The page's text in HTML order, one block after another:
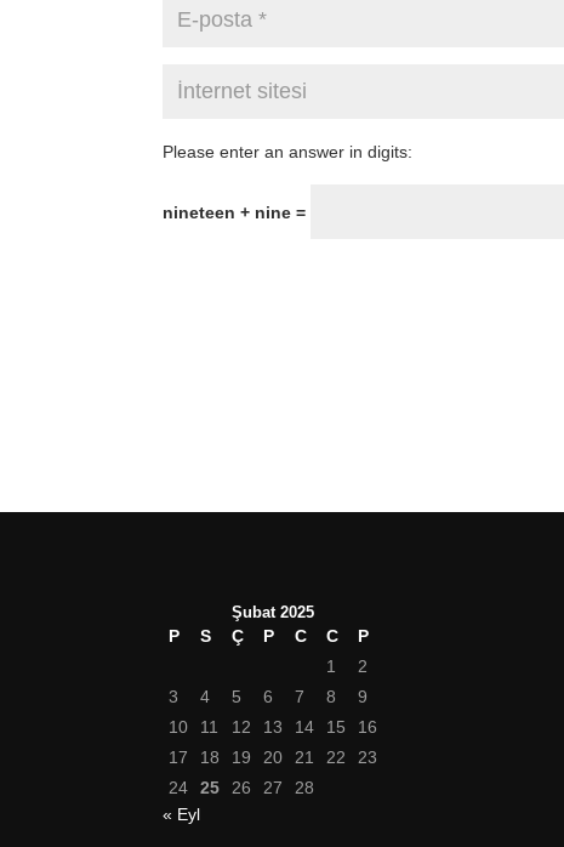
Please enter an answer in digits:
nineteen + nine =
Şubat 2025
P S Ç P C C
P
1
2
3
4 5 6 7 8
9
10
11 12 13 14 15
16
17
18 19 20 21 22
23
24
25 26 27
28
« Eyl